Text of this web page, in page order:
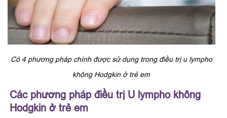
Có 4 phương pháp chính được sử dụng trong điều trị u lympho
không Hodgkin ở trẻ em
Các phương pháp điều trị U lympho không
Hodgkin ở trẻ em